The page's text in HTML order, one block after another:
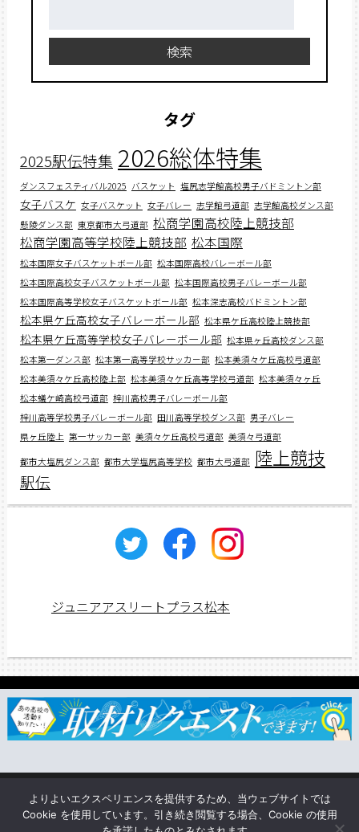
検索
タグ
2025駅伝特集 2026総体特集
ダンスフェスティバル2025 バスケット 塩尻志学館高校男子バドミントン部
女子バスケ 女子バスケット 女子バレー 志学館弓道部 志学館高校ダンス部
懸陵ダンス部 東京都市大弓道部 松商学園高校陸上競技部
松商学園高等学校陸上競技部 松本国際
松本国際女子バスケットボール部 松本国際高校バレーボール部
松本国際高校女子バスケットボール部 松本国際高校男子バレーボール部
松本国際高等学校女子バスケットボール部 松本深志高校バドミントン部
松本県ケ丘高校女子バレーボール部 松本県ケ丘高校陸上競技部
松本県ケ丘高等学校女子バレーボール部 松本県ヶ丘高校ダンス部
松本第一ダンス部 松本第一高等学校サッカー部 松本美須々ケ丘高校弓道部
松本美須々ケ丘高校陸上部 松本美須々ケ丘高等学校弓道部 松本美須々ヶ丘
松本蟻ケ崎高校弓道部 梓川高校男子バレーボール部
梓川高等学校男子バレーボール部 田川高等学校ダンス部 男子バレー
県ヶ丘陸上 第一サッカー部 美須々ケ丘高校弓道部 美須々弓道部
都市大塩尻ダンス部 都市大学塩尻高等学校 都市大弓道部 陸上競技
駅伝
ジュニアアスリートプラス松本
企業情報
よりよいエクスペリエンスを提供するため、当ウェブサイトでは
Cookie を使用しています。引き続き閲覧する場合、Cookie の使用